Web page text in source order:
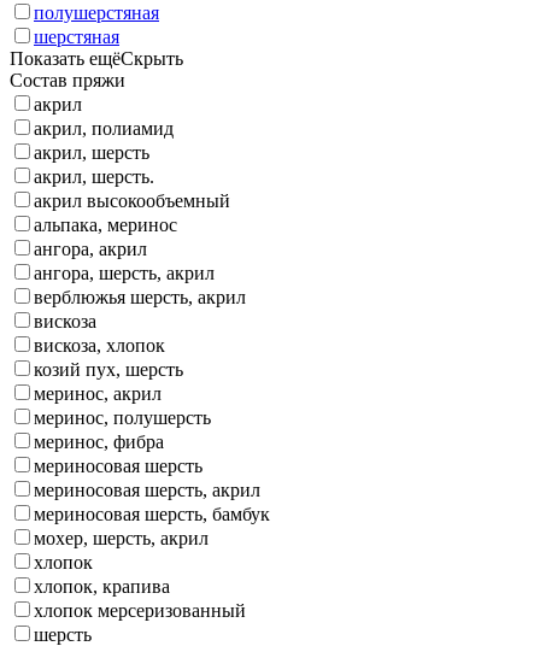
полушерстяная
шерстяная
Показать ещёСкрыть
Состав пряжи
акрил
акрил, полиамид
акрил, шерсть
акрил, шерсть.
акрил высокообъемный
альпака, меринос
ангора, акрил
ангора, шерсть, акрил
верблюжья шерсть, акрил
вискоза
вискоза, хлопок
козий пух, шерсть
меринос, акрил
меринос, полушерсть
меринос, фибра
мериносовая шерсть
мериносовая шерсть, акрил
мериносовая шерсть, бамбук
мохер, шерсть, акрил
хлопок
хлопок, крапива
хлопок мерсеризованный
шерсть